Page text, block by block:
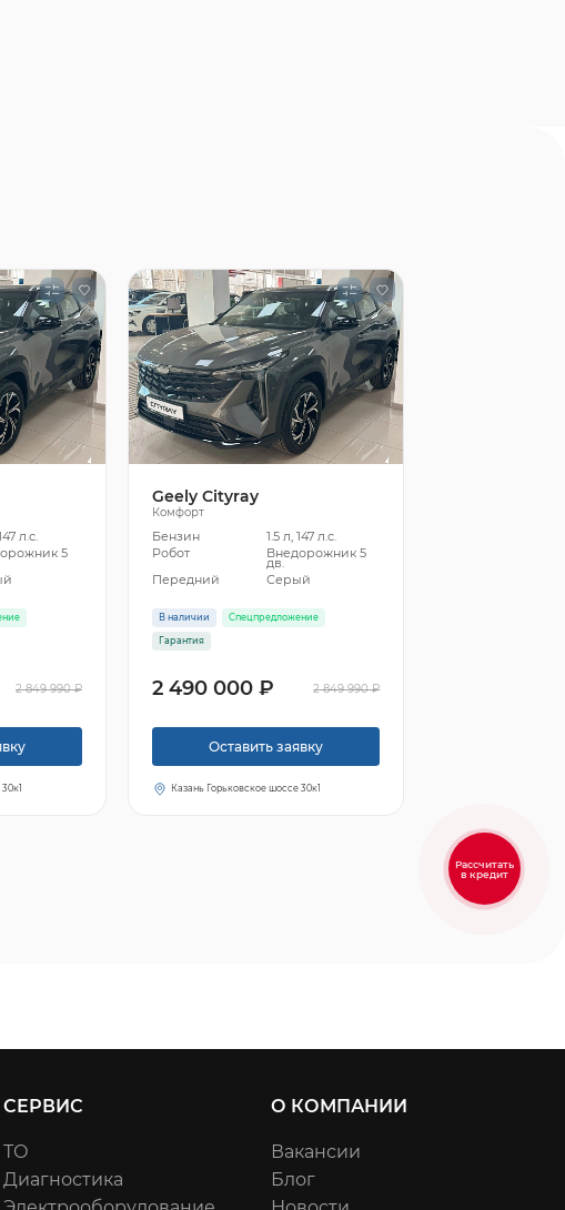
л.с.
5
2 849 990 ₽
Geely Cityray
Комфорт
Бензин
1.5 л, 147 л.с.
Робот
Внедорожник 5
дв.
Передний
Серый
В наличии Спецпредложение
Гарантия
2 490 000 ₽ 2 849 990 ₽
Оставить заявку
Казань Горьковское шоссе 30к1
СЕРВИС
ТО
Диагностика
О КОМПАНИИ
Вакансии
Блог
Рассчитать
в кредит